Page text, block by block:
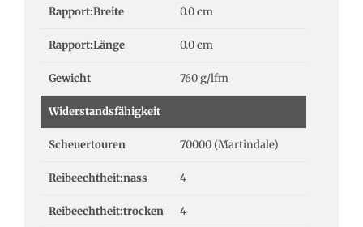
Rapport:Breite 0.0 cm
Rapport:Länge 0.0 cm
Gewicht 760 g/lfm
Widerstandsfähigkeit
Scheuertouren 70000 (Martindale)
Reibeechtheit:nass 4
Reibeechtheit:trocken 4